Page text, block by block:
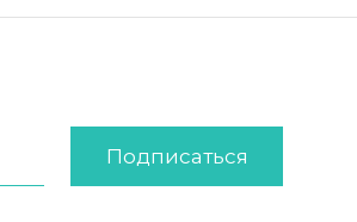
Подписаться